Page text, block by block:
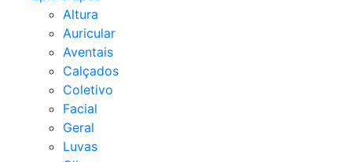
Altura
Auricular
Aventais
Calçados
Coletivo
Facial
Geral
Luvas